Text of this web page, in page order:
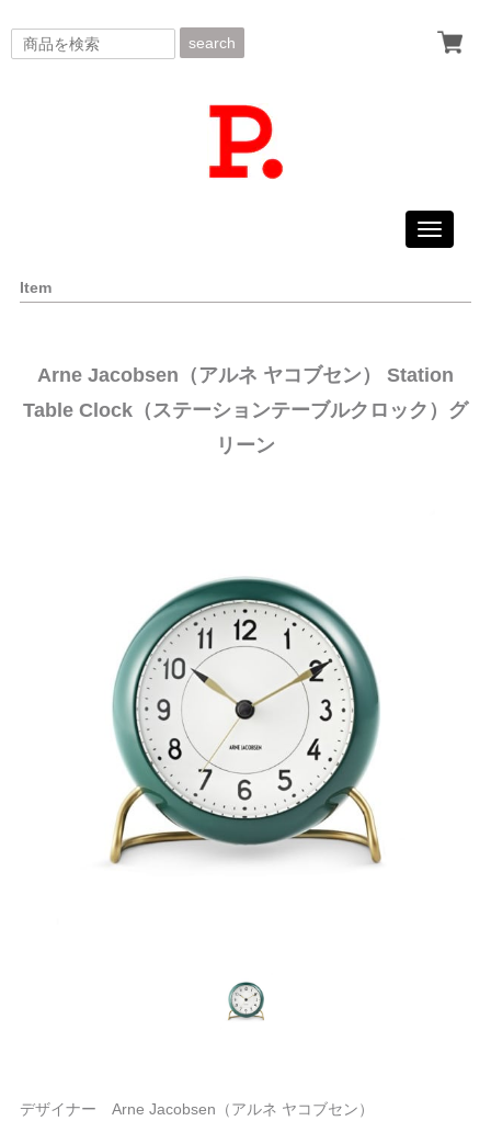
search
Toggle
Item
Arne Jacobsen（アルネ ヤコブセン） Station
Table Clock（ステーションテーブルクロック）グ
リーン
デザイナー Arne Jacobsen（アルネ ヤコブセン）